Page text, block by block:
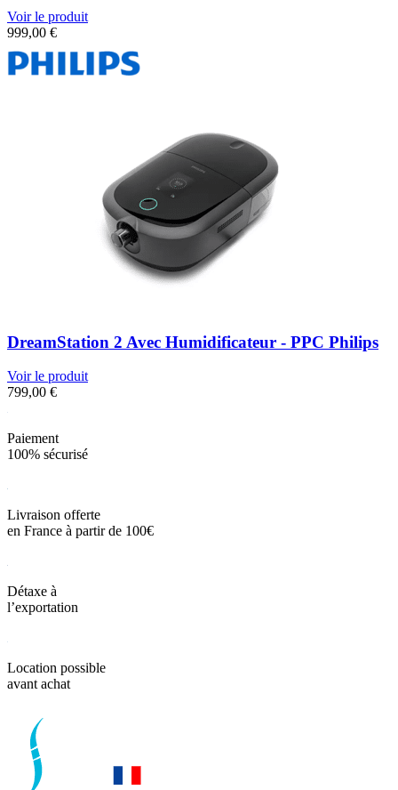
Voir le produit
999,00 €
DreamStation 2 Avec Humidificateur - PPC Philips
Voir le produit
799,00 €
Paiement
100% sécurisé
Livraison offerte
en France à partir de 100€
Détaxe à
l’exportation
Location possible
avant achat